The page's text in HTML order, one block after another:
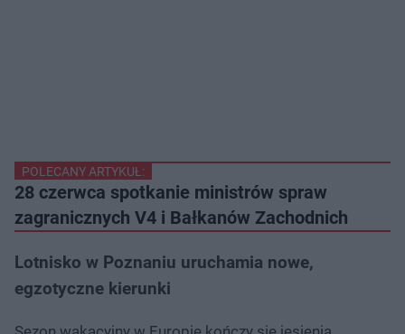
POLECANY ARTYKUŁ:
28 czerwca spotkanie ministrów spraw
zagranicznych V4 i Bałkanów Zachodnich
Lotnisko w Poznaniu uruchamia nowe,
egzotyczne kierunki